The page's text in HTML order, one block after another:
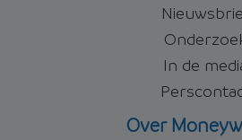
In de
Over